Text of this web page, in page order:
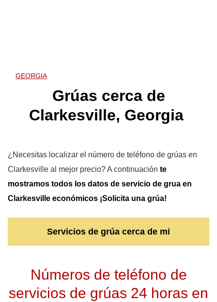
GEORGIA
Grúas cerca de
Clarkesville, Georgia
¿Necesitas localizar el número de teléfono de grúas en
Clarkesville al mejor precio? A continuación te
mostramos todos los datos de servicio de grua en
Clarkesville económicos ¡Solicita una grúa!
Servicios de grúa cerca de mi
Números de teléfono de
servicios de grúas 24 horas en